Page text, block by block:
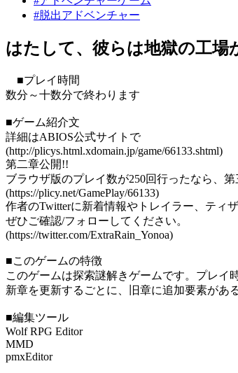
#脱出アドベンチャー
はたして、彼らは地獄の工
■プレイ時間
数分～十数分で終わります
■ゲーム紹介文
詳細はABIOS公式サイトで
(http://plicys.html.xdomain.jp/game/66133.shtml)
第二章公開!!
ブラウザ版のプレイ数が250回行ったなら、
(https://plicy.net/GamePlay/66133)
作者のTwitterに新着情報やトレイラー、ティ
ぜひご確認/フォローしてください。
(https://twitter.com/ExtraRain_Yonoa)
■このゲームの特徴
このゲームは探索謎解きゲームです。プレイ
新章を更新するごとに、旧章に追加要素があ
■編集ツール
Wolf RPG Editor
MMD
pmxEditor